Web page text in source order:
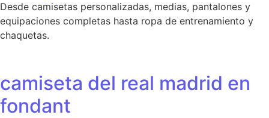
Desde camisetas personalizadas, medias, pantalones y
equipaciones completas hasta ropa de entrenamiento y
chaquetas.
camiseta del real madrid en
fondant